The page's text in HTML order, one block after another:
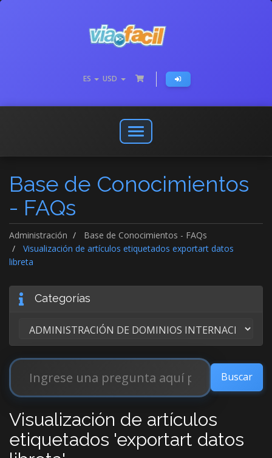
ES USD
Abrir
o
menú
de
Base de Conocimientos
- FAQs
Administración
Base de Conocimientos - FAQs
Visualización de artículos etiquetados exportart datos
libreta
Categorías
Visualización de artículos
etiquetados 'exportart datos